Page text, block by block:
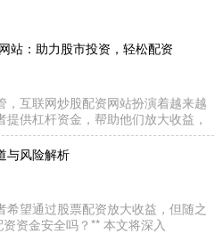
站：助力股市投资，轻松配资
互联网炒股配资网站扮演着越来越
供杠杆资金，帮助他们放大收益，
与风险解析
望通过股票配资放大收益，但随之
资金安全吗？** 本文将深入